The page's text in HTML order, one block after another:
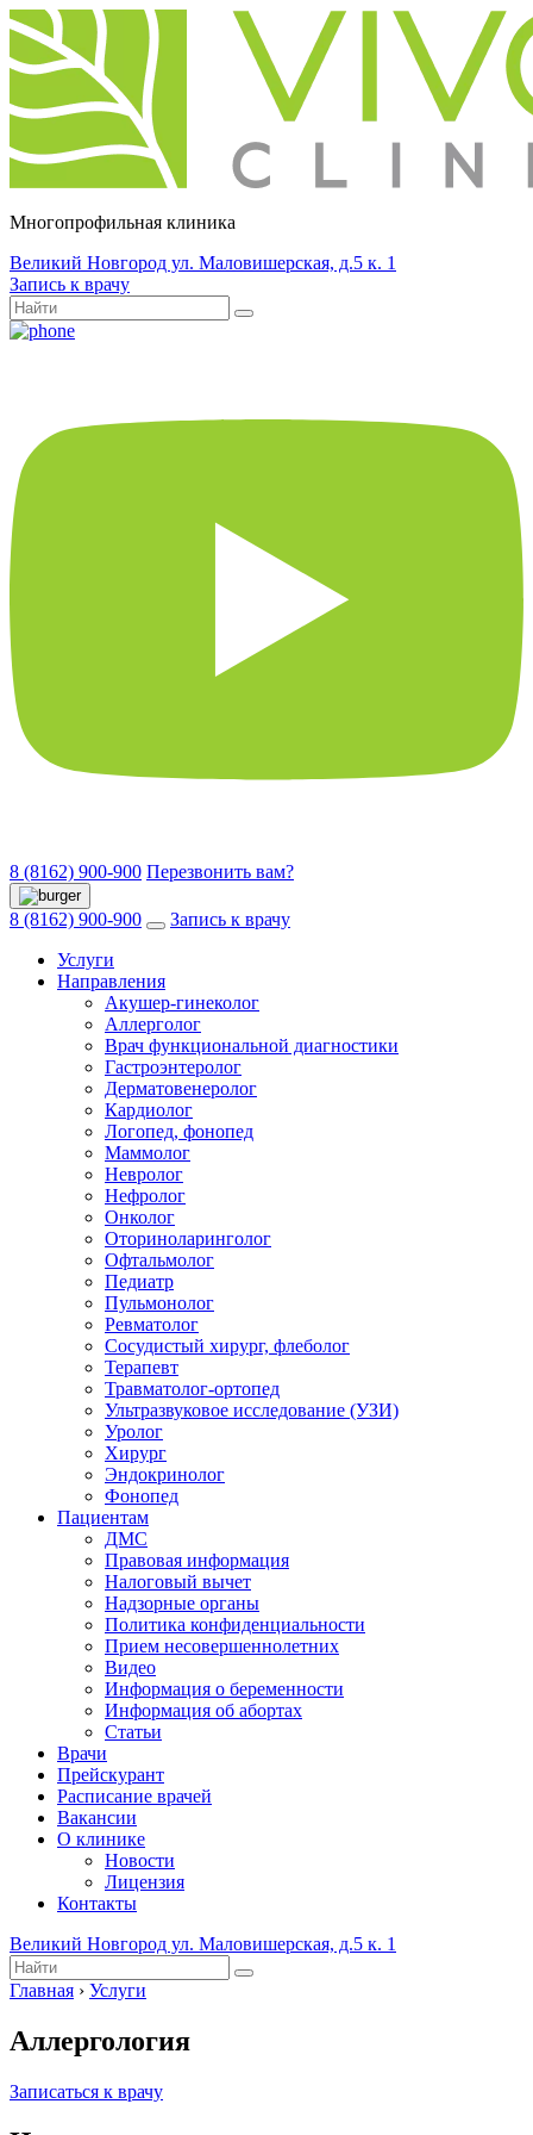
Многопрофильная клиника
Великий Новгород ул. Маловишерская, д.5 к. 1
Запись к врачу
8 (8162) 900-900 Перезвонить вам?
8 (8162) 900-900
Запись к врачу
Услуги
Направления
Акушер-гинеколог
Аллерголог
Врач функциональной диагностики
Гастроэнтеролог
Дерматовенеролог
Кардиолог
Логопед, фонопед
Маммолог
Невролог
Нефролог
Онколог
Оториноларинголог
Офтальмолог
Педиатр
Пульмонолог
Ревматолог
Сосудистый хирург, флеболог
Терапевт
Травматолог-ортопед
Ультразвуковое исследование (УЗИ)
Уролог
Хирург
Эндокринолог
Фонопед
Пациентам
ДМС
Правовая информация
Налоговый вычет
Надзорные органы
Политика конфиденциальности
Прием несовершеннолетних
Видео
Информация о беременности
Информация об абортах
Статьи
Врачи
Прейскурант
Расписание врачей
Вакансии
О клинике
Новости
Лицензия
Контакты
Великий Новгород ул. Маловишерская, д.5 к. 1
Главная › Услуги
Аллергология
Записаться к врачу